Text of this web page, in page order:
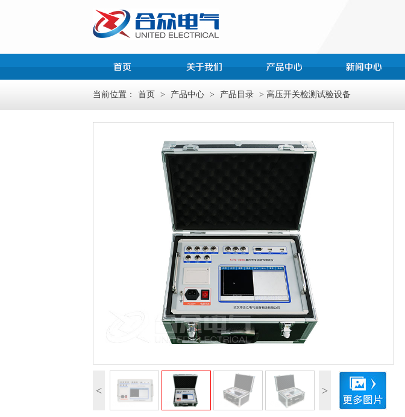
当前位置： 首页 > 产品中心 > 产品目录 > 高压开关检测试验设备
< >